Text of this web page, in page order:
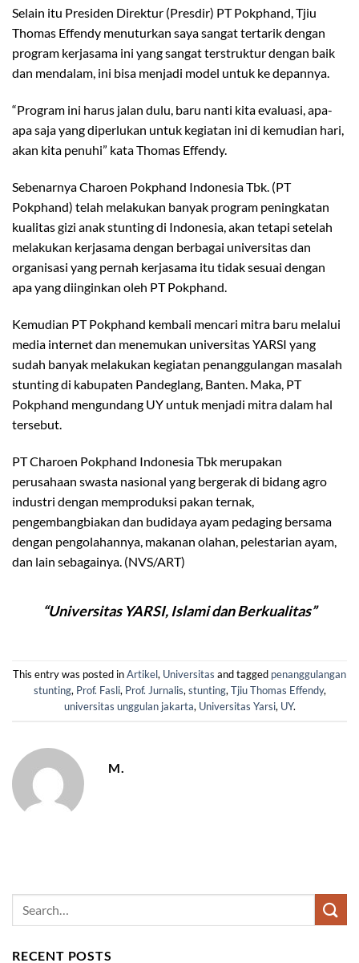
Selain itu Presiden Direktur (Presdir) PT Pokphand, Tjiu
Thomas Effendy menuturkan saya sangat tertarik dengan
program kerjasama ini yang sangat terstruktur dengan baik
dan mendalam, ini bisa menjadi model untuk ke depannya.
“Program ini harus jalan dulu, baru nanti kita evaluasi, apa-
apa saja yang diperlukan untuk kegiatan ini di kemudian hari,
akan kita penuhi” kata Thomas Effendy.
Sebenarnya Charoen Pokphand Indonesia Tbk. (PT
Pokphand) telah melakukan banyak program peningkatan
kualitas gizi anak stunting di Indonesia, akan tetapi setelah
melakukan kerjasama dengan berbagai universitas dan
organisasi yang pernah kerjasama itu tidak sesuai dengan
apa yang diinginkan oleh PT Pokphand.
Kemudian PT Pokphand kembali mencari mitra baru melalui
media internet dan menemukan universitas YARSI yang
sudah banyak melakukan kegiatan penanggulangan masalah
stunting di kabupaten Pandeglang, Banten. Maka, PT
Pokphand mengundang UY untuk menjadi mitra dalam hal
tersebut.
PT Charoen Pokphand Indonesia Tbk merupakan
perusahaan swasta nasional yang bergerak di bidang agro
industri dengan memproduksi pakan ternak,
pengembangbiakan dan budidaya ayam pedaging bersama
dengan pengolahannya, makanan olahan, pelestarian ayam,
dan lain sebagainya. (NVS/ART)
“Universitas YARSI, Islami dan Berkualitas”
This entry was posted inArtikel, Universitas and tagged penanggulangan
stunting, Prof. Fasli, Prof. Jurnalis,stunting,Tjiu Thomas Effendy,
universitas unggulan jakarta, Universitas Yarsi, UY.
M.
RECENT POSTS